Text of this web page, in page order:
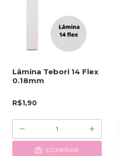
Lâmina Tebori 14 Flex
0.18mm
R$1,90
COMPRAR